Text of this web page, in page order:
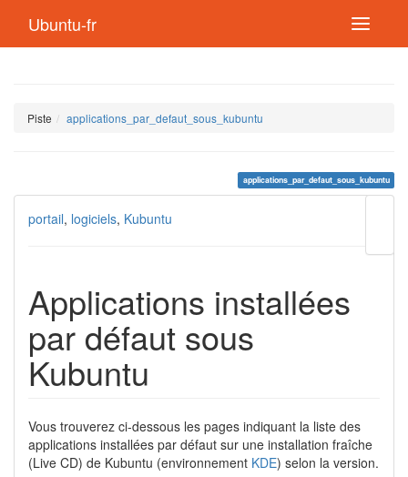
Ubuntu-fr
Piste applications_par_defaut_sous_kubuntu
applications_par_defaut_sous_kubuntu
page
portail, logiciels, Kubuntu
Applications installées
par défaut sous
Kubuntu
Vous trouverez ci-dessous les pages indiquant la liste des
applications installées par défaut sur une installation fraîche
(Live CD) de Kubuntu (environnement KDE) selon la version.